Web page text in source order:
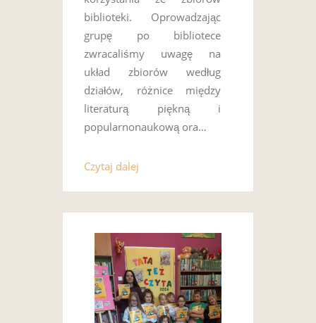
biblioteki. Oprowadzając
grupę po bibliotece
zwracaliśmy uwagę na
układ zbiorów według
działów, różnice między
literaturą piękną i
popularnonaukową ora…
Czytaj dalej